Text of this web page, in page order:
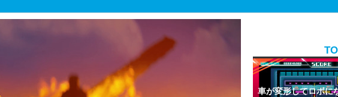
車が変形してロボに